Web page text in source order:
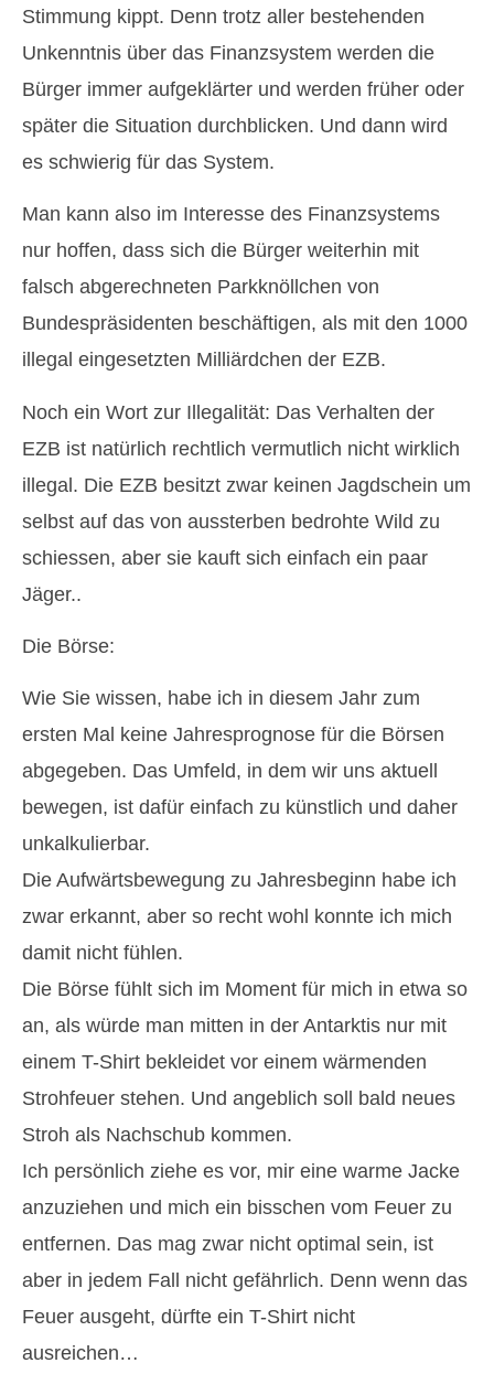
Stimmung kippt. Denn trotz aller bestehenden
Unkenntnis über das Finanzsystem werden die
Bürger immer aufgeklärter und werden früher oder
später die Situation durchblicken. Und dann wird
es schwierig für das System.
Man kann also im Interesse des Finanzsystems
nur hoffen, dass sich die Bürger weiterhin mit
falsch abgerechneten Parkknöllchen von
Bundespräsidenten beschäftigen, als mit den 1000
illegal eingesetzten Milliärdchen der EZB.
Noch ein Wort zur Illegalität: Das Verhalten der
EZB ist natürlich rechtlich vermutlich nicht wirklich
illegal. Die EZB besitzt zwar keinen Jagdschein um
selbst auf das von aussterben bedrohte Wild zu
schiessen, aber sie kauft sich einfach ein paar
Jäger..
Die Börse:
Wie Sie wissen, habe ich in diesem Jahr zum
ersten Mal keine Jahresprognose für die Börsen
abgegeben. Das Umfeld, in dem wir uns aktuell
bewegen, ist dafür einfach zu künstlich und daher
unkalkulierbar.
Die Aufwärtsbewegung zu Jahresbeginn habe ich
zwar erkannt, aber so recht wohl konnte ich mich
damit nicht fühlen.
Die Börse fühlt sich im Moment für mich in etwa so
an, als würde man mitten in der Antarktis nur mit
einem T-Shirt bekleidet vor einem wärmenden
Strohfeuer stehen. Und angeblich soll bald neues
Stroh als Nachschub kommen.
Ich persönlich ziehe es vor, mir eine warme Jacke
anzuziehen und mich ein bisschen vom Feuer zu
entfernen. Das mag zwar nicht optimal sein, ist
aber in jedem Fall nicht gefährlich. Denn wenn das
Feuer ausgeht, dürfte ein T-Shirt nicht
ausreichen…